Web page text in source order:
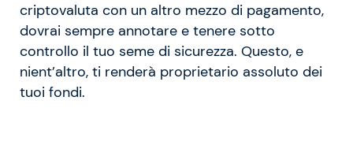
criptovaluta con un altro mezzo di pagamento,
dovrai sempre annotare e tenere sotto
controllo il tuo seme di sicurezza. Questo, e
nient’altro, ti renderà proprietario assoluto dei
tuoi fondi.